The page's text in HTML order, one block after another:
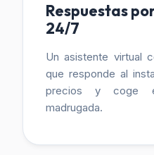
Respuestas
24/7
Un asistente virtual
que responde al
precios y coge
madrugada.